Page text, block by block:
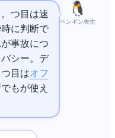
ペンギン先生
1つ目は速
に判断で
が事故につ
バシー。デ
目はオフ
AIが使え